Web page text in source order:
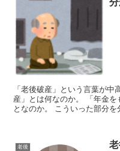
「老後破産」という言葉が中高年
産」とは何なのか。 「年金
となのか。 こういった部分
老後